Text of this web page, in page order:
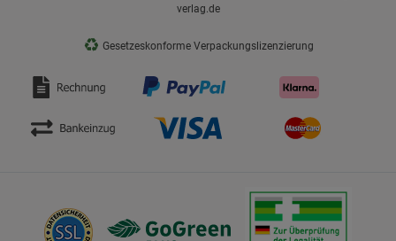
verlag.de
♻ Gesetzeskonforme Verpackungslizenzierung